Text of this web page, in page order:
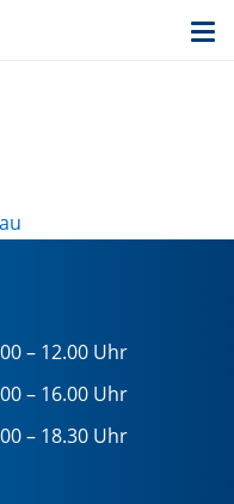
- Bücherei
– 12.00 Uhr
– 16.00 Uhr
– 18.30 Uhr